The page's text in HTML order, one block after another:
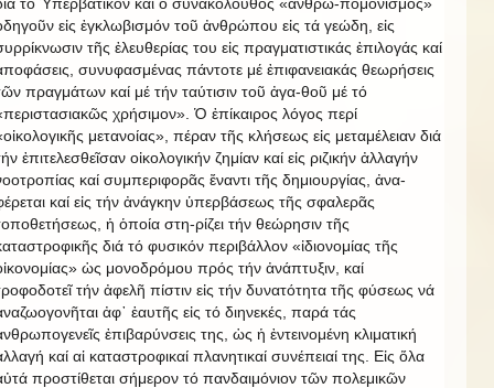
εἰς ἐγκλωβισμόν τοῦ ἀνθρώπου εἰς τά γεώδη, εἰς
τῆς ἐλευθερίας του εἰς πραγματιστικάς ἐπιλογάς καί
συνυφασμένας πάντοτε μέ ἐπιφανειακάς θεωρήσεις
πραγμάτων καί μέ τήν ταύτισιν τοῦ ἀγα-θοῦ μέ τό
χρήσιμον». Ὁ ἐπίκαιρος λόγος περί
μετανοίας», πέραν τῆς κλήσεως εἰς μεταμέλειαν διά
ἐπιτελεσθεῖσαν οἰκολογικήν ζημίαν καί εἰς ριζικήν ἀλλαγήν
καί συμπεριφορᾶς ἔναντι τῆς δημιουργίας, ἀνα-
καί εἰς τήν ἀνάγκην ὑπερβάσεως τῆς σφαλερᾶς
ἡ ὁποία στη-ρίζει τήν θεώρησιν τῆς
διά τό φυσικόν περιβάλλον «ἰδιονομίας τῆς
ὡς μονοδρόμου πρός τήν ἀνάπτυξιν, καί
τήν ἀφελῆ πίστιν εἰς τήν δυνατότητα τῆς φύσεως νά
ἀφ᾿ ἑαυτῆς εἰς τό διηνεκές, παρά τάς
ἐπιβαρύνσεις της, ὡς ἡ ἐντεινομένη κλιματική
καί αἱ καταστροφικαί πλανητικαί συνέπειαί της. Εἰς ὅλα
προστίθεται σήμερον τό πανδαιμόνιον τῶν πολεμικῶν